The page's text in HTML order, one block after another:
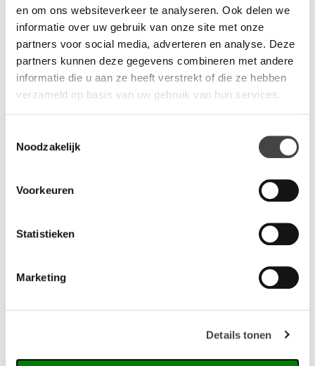
en om ons websiteverkeer te analyseren. Ook delen we
informatie over uw gebruik van onze site met onze
partners voor social media, adverteren en analyse. Deze
partners kunnen deze gegevens combineren met andere
informatie die u aan ze heeft verstrekt of die ze hebben
verzameld op basis van uw gebruik van hun services.
Noodzakelijk
Voorkeuren
Statistieken
Marketing
Details tonen
Productinformatie
Zithoogte: 77cm
Leverbaar in: zwart, olijf groen, terra, zand/beige en oker
(Polypropeen). Een populaire en sterke stoel die in elke
inrichting past. Door zijn stijlvolle afwerking is het een mooie